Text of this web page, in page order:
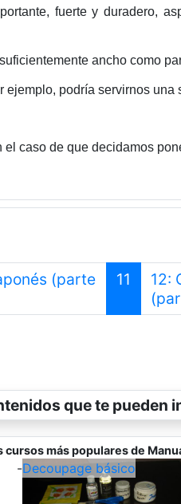
fuerte y duradero,
ancho como
ejemplo, podría servirnos una
caso de que decidamos
(parte
11
12:
que te pueden
cursos más populares de
-Decoupage básico